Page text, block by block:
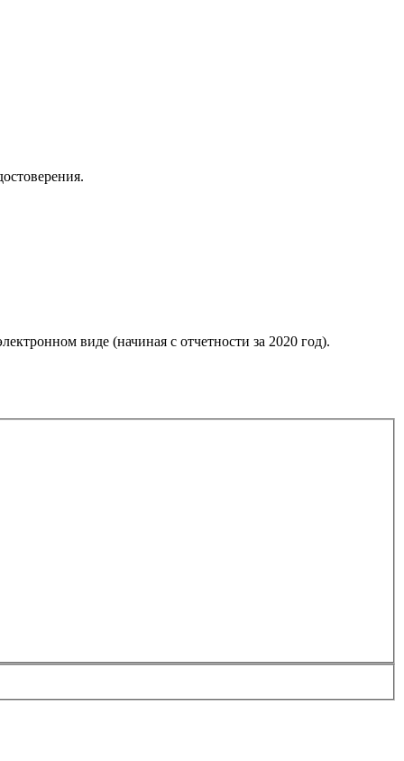
виде (начиная с отчетности за 2020 год).